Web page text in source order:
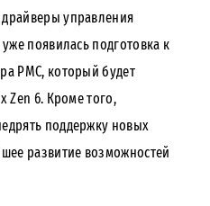
управления
появилась подготовка к
PMC, который будет
Zen 6. Кроме того,
поддержку новых
развитие возможностей